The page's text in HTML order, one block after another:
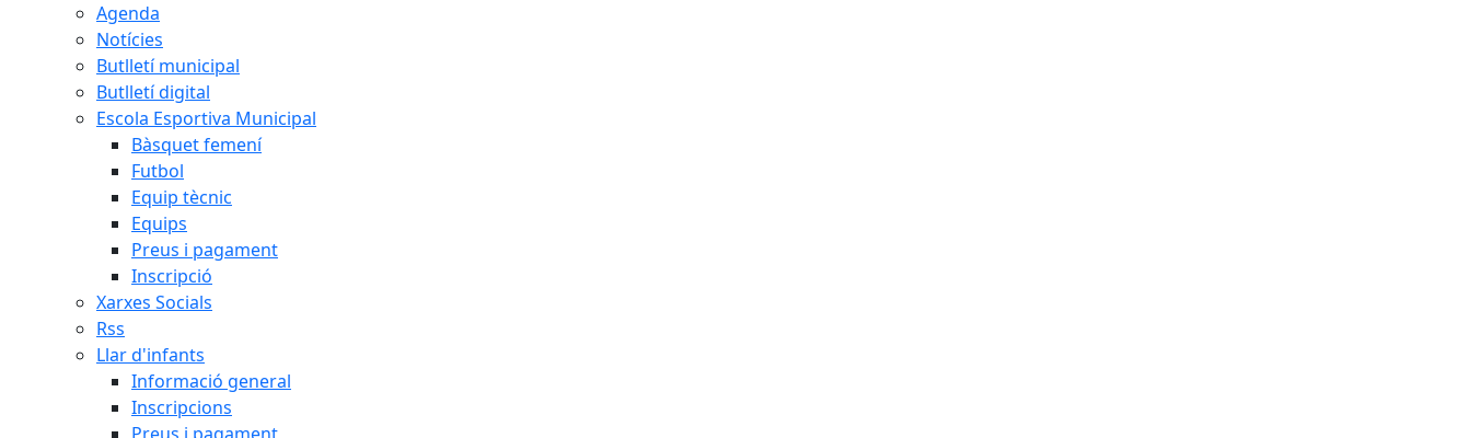
Agenda
Notícies
Butlletí municipal
Butlletí digital
Escola Esportiva Municipal
Bàsquet femení
Futbol
Equip tècnic
Equips
Preus i pagament
Inscripció
Xarxes Socials
Rss
Llar d'infants
Informació general
Inscripcions